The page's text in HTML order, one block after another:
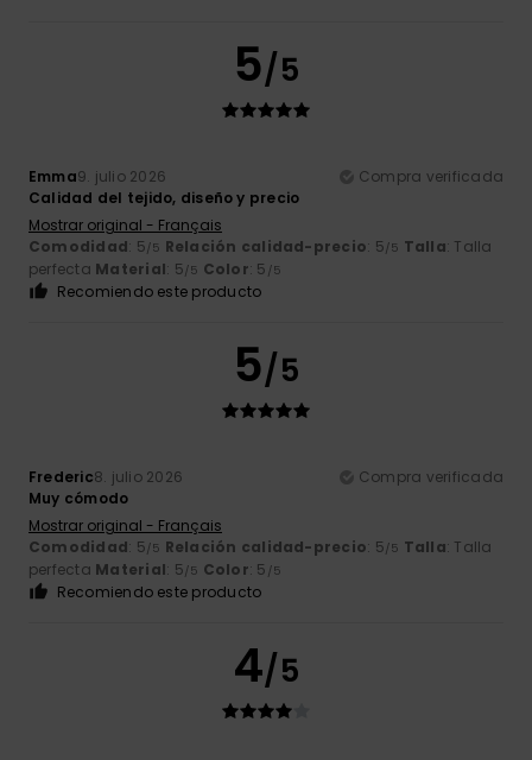
5/5
Emma9. julio 2026
Compra verificada
Calidad del tejido, diseño y precio
Mostrar original - Français
Comodidad: 5/5 Relación calidad-precio: 5/5 Talla: Talla
perfecta Material: 5/5 Color: 5 /5
Recomiendo este producto
5/5
Frederic8. julio 2026
Compra verificada
Muy cómodo
Mostrar original - Français
Comodidad: 5/5 Relación calidad-precio: 5/5 Talla: Talla
perfecta Material: 5/5 Color: 5 /5
Recomiendo este producto
4/5